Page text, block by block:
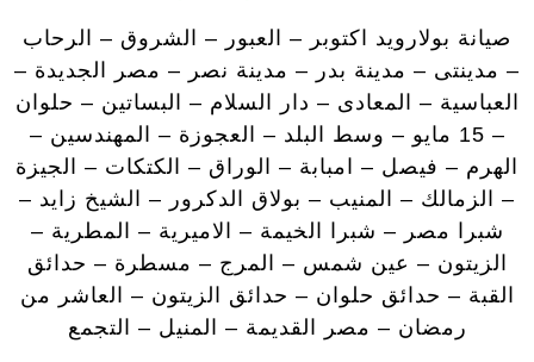
صيانة بولارويد اكتوبر – العبور – الشروق – الرحاب
– مدينتى – مدينة بدر – مدينة نصر – مصر الجديدة –
العباسية – المعادى – دار السلام – البساتين – حلوان
– 15 مايو – وسط البلد – العجوزة – المهندسين –
الهرم – فيصل – امبابة – الوراق – الكتكات – الجيزة
– الزمالك – المنيب – بولاق الدكرور – الشيخ زايد –
شبرا مصر – شبرا الخيمة – الاميرية – المطرية –
الزيتون – عين شمس – المرج – مسطرة – حدائق
القبة – حدائق حلوان – حدائق الزيتون – العاشر من
رمضان – مصر القديمة – المنيل – التجمع